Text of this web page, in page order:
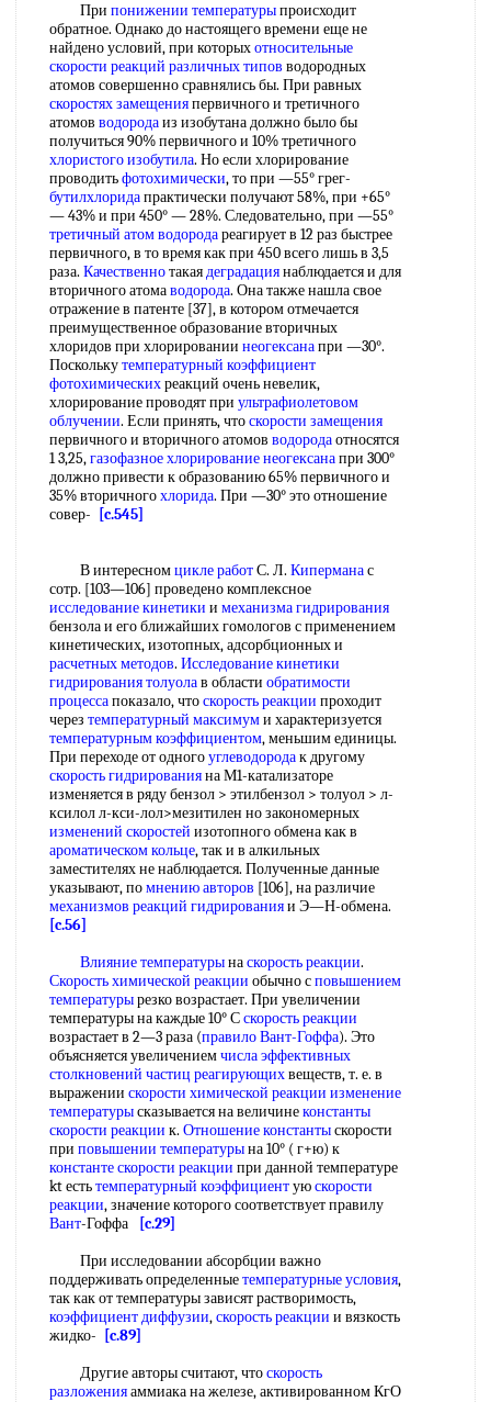
При понижении температурыпроисходит
обратное. Однако до настоящего времени еще не
найдено условий, при которыхотносительные
скорости реакций различных типов водородных
атомов совершенно сравнялись бы. При равных
скоростях замещенияпервичного и третичного
атомов водородаиз изобутана должно было бы
получиться 90% первичного и 10% третичного
хлористого изобутила. Но если хлорирование
проводитьфотохимически, то при —55° грег-
бутилхлоридапрактически получают 58%, при +65°
— 43% и при 450° — 28%. Следовательно, при —55°
третичный атомводородареагирует в 12 раз быстрее
первичного, в то время как при 450 всего лишь в 3,5
раза. Качественнотакаядеградациянаблюдается и для
вторичного атомаводорода. Она также нашла свое
отражение в патенте [37], в котором отмечается
преимущественное образование вторичных
хлоридов при хлорировании неогексанапри —30°.
Посколькутемпературный коэффициент
фотохимическихреакций очень невелик,
хлорирование проводят при ультрафиолетовом
облучении. Если принять, чтоскорости замещения
первичного и вторичного атомов водородаотносятся
1 3,25,газофазное хлорированиенеогексанапри 300°
должно привести к образованию 65% первичного и
35% вторичногохлорида. При —30° это отношение
совер-
[c.545]
В интересномцикле работС. Л. Киперманас
сотр. [103—106] проведено комплексное
исследование кинетики и механизма гидрирования
бензола и его ближайших гомологов с применением
кинетических, изотопных, адсорбционных и
расчетных методов. Исследование кинетики
гидрирования толуолав области обратимости
процессапоказало, чтоскорость реакции проходит
через температурный максимуми характеризуется
температурным коэффициентом, меньшим единицы.
При переходе от одногоуглеводородак другому
скорость гидрированияна М1-катализаторе
изменяется в ряду бензол > этилбензол > толуол > л-
ксилол л-кси-лол>мезитилен но закономерных
изменений скоростей изотопного обмена как в
ароматическом кольце, так и в алкильных
заместителях не наблюдается. Полученные данные
указывают, помнению авторов [106], на различие
механизмов реакций гидрированияи Э—Н-обмена.
[c.56]
Влияние температурынаскорость реакции.
Скорость химической реакции обычно сповышением
температурырезко возрастает. При увеличении
температуры на каждые 10° Сскорость реакции
возрастает в 2—3 раза (правило Вант-Гоффа). Это
объясняется увеличениемчисла эффективных
столкновений частиц реагирующихвеществ, т. е. в
выражении скорости химической реакции изменение
температурысказывается на величинеконстанты
скорости реакции к. Отношение константыскорости
при повышении температурына 10° ( г+ю) к
константе скорости реакции при данной температуре
kt естьтемпературный коэффициентуюскорости
реакции, значение которого соответствует правилу
Вант-Гоффа
[c.29]
При исследовании абсорбции важно
поддерживать определенныетемпературные условия,
так как от температуры зависят растворимость,
коэффициент диффузии,скорость реакции и вязкость
жидко-
[c.89]
Другие авторы считают, чтоскорость
разложенияаммиака на железе, активированном КгО